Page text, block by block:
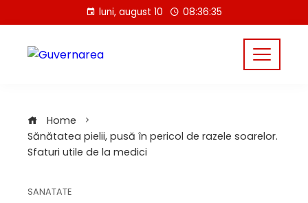
to
content
luni, august 10 08:36:36
Home
Sănătatea pielii, pusă în pericol de razele soarelor.
Sfaturi utile de la medici
SANATATE